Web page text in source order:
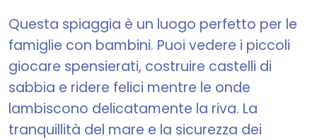
Questa spiaggia è un luogo perfetto per le
famiglie con bambini. Puoi vedere i piccoli
giocare spensierati, costruire castelli di
sabbia e ridere felici mentre le onde
lambiscono delicatamente la riva. La
tranquillità del mare e la sicurezza dei